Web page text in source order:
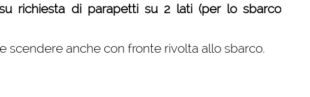
richiesta di parapetti su 2 lati (per lo sbarco
scendere anche con fronte rivolta allo sbarco.